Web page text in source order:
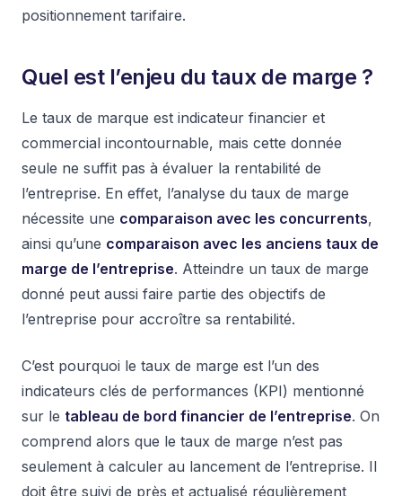
positionnement tarifaire.
Quel est l’enjeu du taux de marge ?
Le taux de marque est indicateur financier et
commercial incontournable, mais cette donnée
seule ne suffit pas à évaluer la rentabilité de
l’entreprise. En effet, l’analyse du taux de marge
nécessite une comparaison avec les concurrents,
ainsi qu’une comparaison avec les anciens taux de
marge de l’entreprise. Atteindre un taux de marge
donné peut aussi faire partie des objectifs de
l’entreprise pour accroître sa rentabilité.
C’est pourquoi le taux de marge est l’un des
indicateurs clés de performances (KPI) mentionné
sur le tableau de bord financier de l’entreprise. On
comprend alors que le taux de marge n’est pas
seulement à calculer au lancement de l’entreprise. Il
doit être suivi de près et actualisé régulièrement